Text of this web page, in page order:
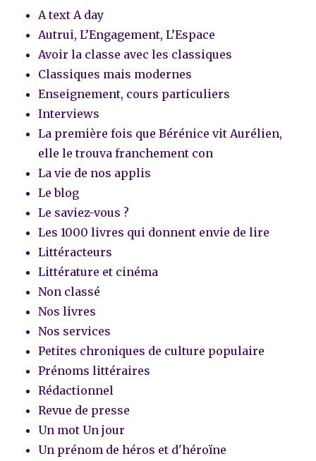
A text A day
Autrui, L’Engagement, L’Espace
Avoir la classe avec les classiques
Classiques mais modernes
Enseignement, cours particuliers
Interviews
La première fois que Bérénice vit Aurélien,
elle le trouva franchement con
La vie de nos applis
Le blog
Le saviez-vous ?
Les 1000 livres qui donnent envie de lire
Littéracteurs
Littérature et cinéma
Non classé
Nos livres
Nos services
Petites chroniques de culture populaire
Prénoms littéraires
Rédactionnel
Revue de presse
Un mot Un jour
Un prénom de héros et d'héroïne